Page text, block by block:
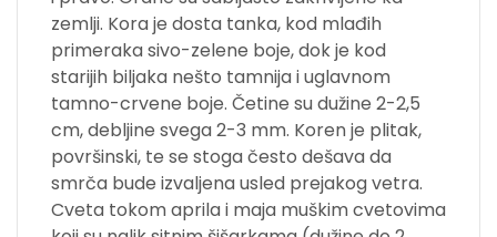
zemlji. Kora je dosta tanka, kod mlađih
primeraka sivo-zelene boje, dok je kod
starijih biljaka nešto tamnija i uglavnom
tamno-crvene boje. Četine su dužine 2-2,5
cm, debljine svega 2-3 mm. Koren je plitak,
površinski, te se stoga često dešava da
smrča bude izvaljena usled prejakog vetra.
Cveta tokom aprila i maja muškim cvetovima